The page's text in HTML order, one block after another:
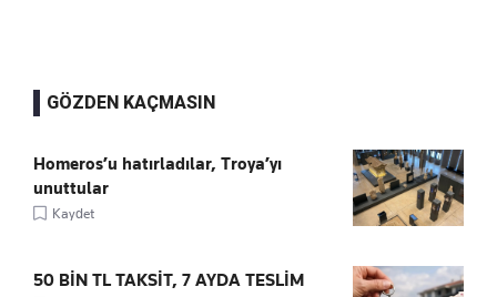
GÖZDEN KAÇMASIN
Homeros’u hatırladılar, Troya’yı
unuttular
Kaydet
50 BİN TL TAKSİT, 7 AYDA TESLİM